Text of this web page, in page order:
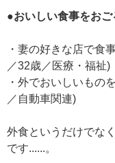
●おいしい食事をおご
・妻の好きな店で食
／32歳／医療・福祉)
・外でおいしいもの
／自動車関連)
外食というだけでな
です......。